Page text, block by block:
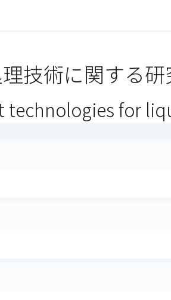
技術に関する
for